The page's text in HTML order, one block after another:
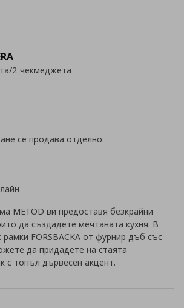
2 чекмеджета
се продава отделно.
METOD ви предоставя безкрайни
да създадете мечтаната кухня. В
рамки FORSBACKA от фурнир дъб със
да придадете на стаята
с топъл дървесен акцент.